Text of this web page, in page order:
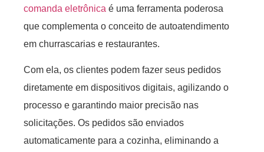
comanda eletrônica é uma ferramenta poderosa
que complementa o conceito de autoatendimento
em churrascarias e restaurantes.
Com ela, os clientes podem fazer seus pedidos
diretamente em dispositivos digitais, agilizando o
processo e garantindo maior precisão nas
solicitações. Os pedidos são enviados
automaticamente para a cozinha, eliminando a